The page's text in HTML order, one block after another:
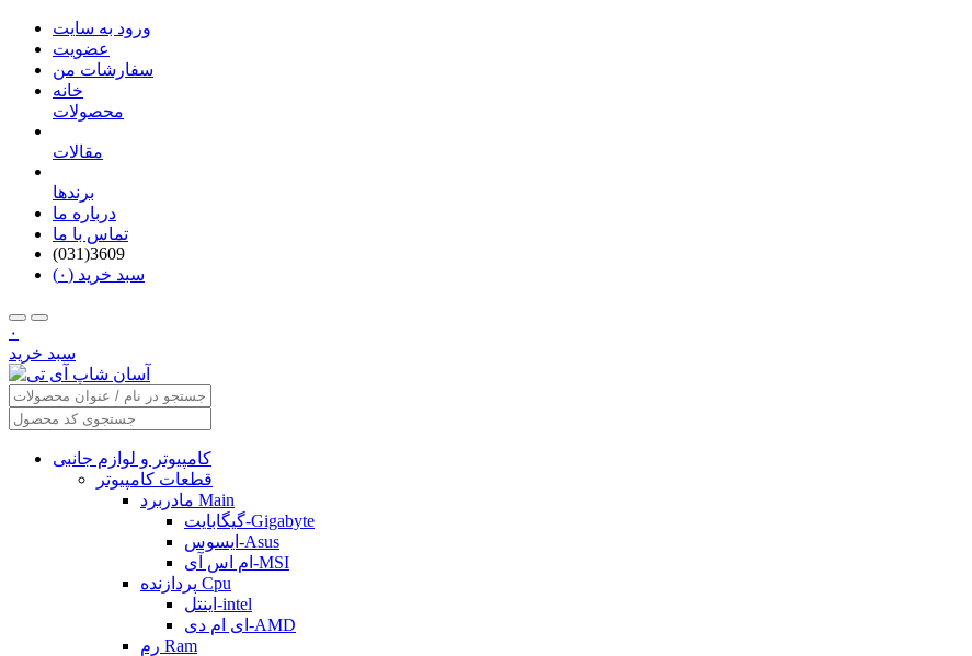
ورود به سایت
عضویت
سفارشات من
خانه
محصولات
مقالات
برندها
درباره ما
تماس با ما
(031)3609
سبد خرید (۰)
۰
سبد خرید
کامپیوتر و لوازم جانبی
قطعات کامپیوتر
مادربرد Main
گیگابایت-Gigabyte
ایسوس-Asus
ام اس آی-MSI
پردازنده Cpu
اینتل-intel
ای ام دی-AMD
رم Ram